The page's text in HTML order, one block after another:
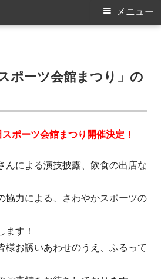
田スポーツ会館 メニュー
ポーツ会館まつり」の
ポーツ会館まつり開催決定！
んによる演技披露、飲食の出店な
力による、 さわやかスポーツの
ます！
様お誘いあわせのうえ、ふるって